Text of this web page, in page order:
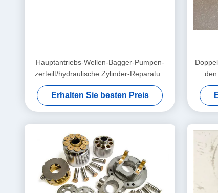
Hauptantriebs-Wellen-Bagger-Pumpen-
zerteilt/hydraulische Zylinder-Reparatur-
Sets 16 x 46 Zähne
Erhalten Sie besten Preis